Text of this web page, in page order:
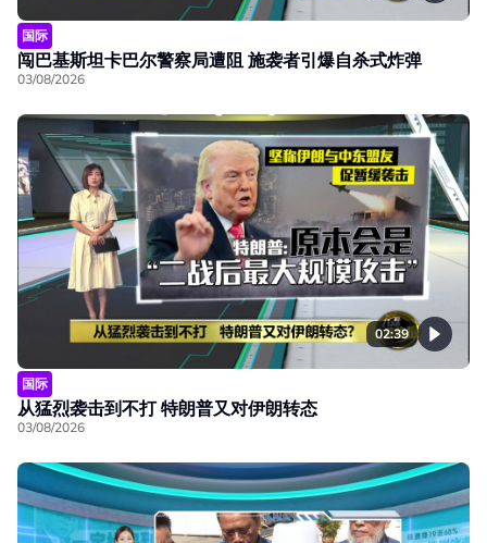
国际
闯巴基斯坦卡巴尔警察局遭阻 施袭者引爆自杀式炸弹
03/08/2026
02:39
国际
从猛烈袭击到不打 特朗普又对伊朗转态
03/08/2026